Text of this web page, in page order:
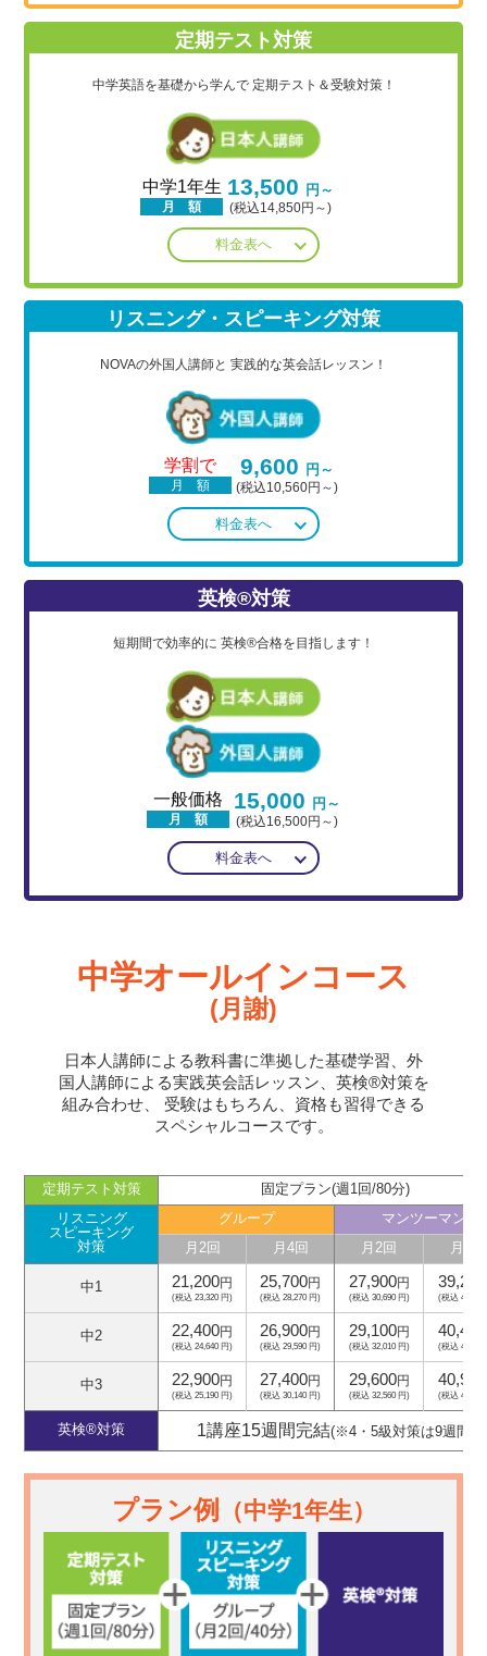
定期テスト対策
中学英語を基礎から学んで 定期テスト＆受験対策！
中学1年生
月 額
13,500 円～
(税込14,850円～)
料金表へ
リスニング・スピーキング対策
NOVAの外国人講師と 実践的な英会話レッスン！
学割で
月 額
9,600 円～
(税込10,560円～)
料金表へ
英検®対策
短期間で効率的に 英検®合格を目指します！
一般価格
月 額
15,000 円～
(税込16,500円～)
料金表へ
中学オールインコース
(月謝)
日本人講師による教科書に準拠した基礎学習、外
国人講師による実践英会話レッスン、英検®対策を
組み合わせ、
受験はもちろん、資格も習得できる
スペシャルコースです。
定期テスト対策
固定プラン(週1回/80分)
リスニング
スピーキング
対策
グループ
マンツーマン
月2回
月4回 月2回 月4回
中1 21,200円
(税込 23,320 円)
25,700円
(税込 28,270 円)
27,900円
(税込 30,690 円)
39,200
(税込 43,120
中2 22,400円
(税込 24,640 円)
26,900円
(税込 29,590 円)
29,100円
(税込 32,010 円)
40,400
(税込 44,440
中3 22,900円
(税込 25,190 円)
27,400円
(税込 30,140 円)
29,600円
(税込 32,560 円)
40,900
(税込 44,990
英検®対策 1講座15週間完結(※4・5級対策は9週間)
プラン例 （中学1年生）